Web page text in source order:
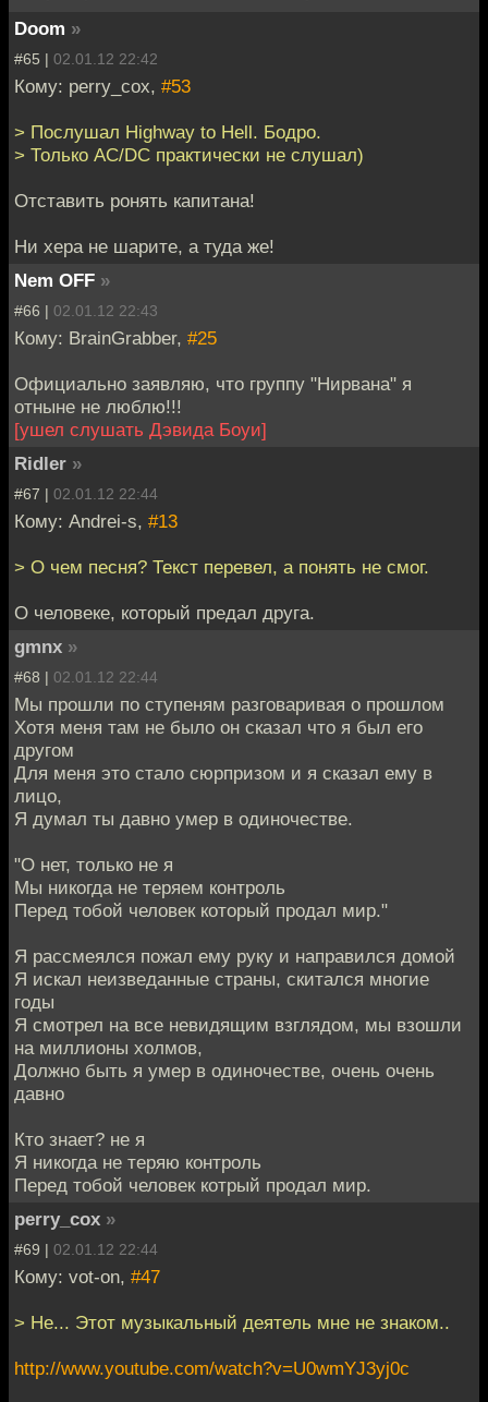
Doom »
#65 | 02.01.12 22:42
Кому: perry_cox, #53
> Послушал Highway to Hell. Бодро.
> Только AC/DC практически не слушал)
Отставить ронять капитана!
Ни хера не шарите, а туда же!
Nem OFF »
#66 | 02.01.12 22:43
Кому: BrainGrabber, #25
Официально заявляю, что группу "Нирвана" я
отныне не люблю!!!
[ушел слушать Дэвида Боуи]
Ridler »
#67 | 02.01.12 22:44
Кому: Andrei-s, #13
> О чем песня? Текст перевел, а понять не смог.
О человеке, который предал друга.
gmnx »
#68 | 02.01.12 22:44
Мы прошли по ступеням разговаривая о прошлом
Хотя меня там не было он сказал что я был его
другом
Для меня это стало сюрпризом и я сказал ему в
лицо,
Я думал ты давно умер в одиночестве.
"О нет, только не я
Мы никогда не теряем контроль
Перед тобой человек который продал мир."
Я рассмеялся пожал ему руку и направился домой
Я искал неизведанные страны, скитался многие
годы
Я смотрел на все невидящим взглядом, мы взошли
на миллионы холмов,
Должно быть я умер в одиночестве, очень очень
давно
Кто знает? не я
Я никогда не теряю контроль
Перед тобой человек котрый продал мир.
perry_cox »
#69 | 02.01.12 22:44
Кому: vot-on, #47
> Не... Этот музыкальный деятель мне не знаком..
http://www.youtube.com/watch?v=U0wmYJ3yj0c